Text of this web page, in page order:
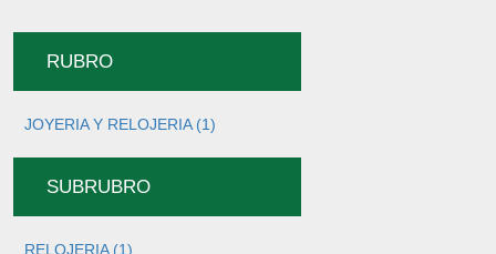
RUBRO
JOYERIA Y RELOJERIA (1)
SUBRUBRO
RELOJERIA (1)